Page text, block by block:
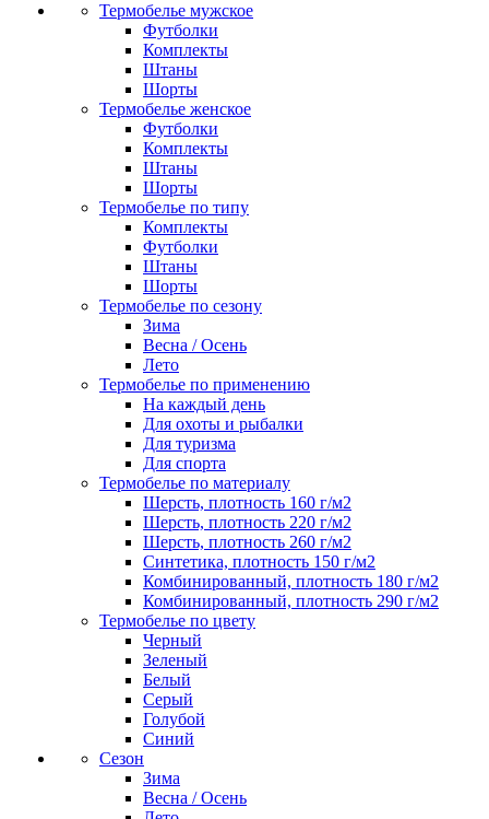
Термобелье мужское
Футболки
Комплекты
Штаны
Шорты
Термобелье женское
Футболки
Комплекты
Штаны
Шорты
Термобелье по типу
Комплекты
Футболки
Штаны
Шорты
Термобелье по сезону
Зима
Весна / Осень
Лето
Термобелье по применению
На каждый день
Для охоты и рыбалки
Для туризма
Для спорта
Термобелье по материалу
Шерсть, плотность 160 г/м2
Шерсть, плотность 220 г/м2
Шерсть, плотность 260 г/м2
Синтетика, плотность 150 г/м2
Комбинированный, плотность 180 г/м2
Комбинированный, плотность 290 г/м2
Термобелье по цвету
Черный
Зеленый
Белый
Серый
Голубой
Синий
Сезон
Зима
Весна / Осень